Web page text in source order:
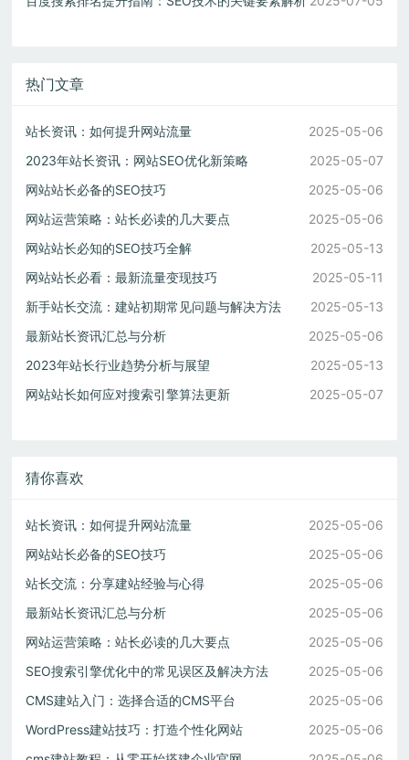
热门文章
站长资讯：如何提升网站流量
2025-05-06
2023年站长资讯：网站SEO优化新策略
2025-05-07
网站站长必备的SEO技巧
2025-05-06
网站运营策略：站长必读的几大要点
2025-05-06
网站站长必知的SEO技巧全解
2025-05-13
网站站长必看：最新流量变现技巧
2025-05-11
新手站长交流：建站初期常见问题与解决方法
2025-05-13
最新站长资讯汇总与分析
2025-05-06
2023年站长行业趋势分析与展望
2025-05-13
网站站长如何应对搜索引擎算法更新
2025-05-07
猜你喜欢
站长资讯：如何提升网站流量
2025-05-06
网站站长必备的SEO技巧
2025-05-06
站长交流：分享建站经验与心得
2025-05-06
最新站长资讯汇总与分析
2025-05-06
网站运营策略：站长必读的几大要点
2025-05-06
SEO搜索引擎优化中的常见误区及解决方法
2025-05-06
CMS建站入门：选择合适的CMS平台
2025-05-06
WordPress建站技巧：打造个性化网站
2025-05-06